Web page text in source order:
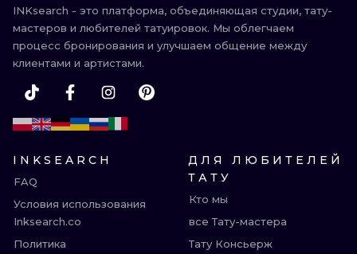
INKsearch - это платформа, объединяющая студии, тату-
мастеров и любителей татуировок. Мы облегчаем
процесс бронирования и улучшаем общение между
клиентами и артистами.
INKSEARCH
FAQ
Условия использования
Inksearch.co
Политика
ДЛЯ ЛЮБИТЕЛЕЙ
ТАТУ
Кто мы
все Тату-мастера
Тату Консьерж